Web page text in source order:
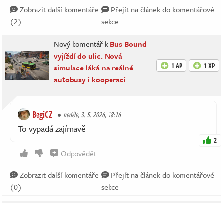
Zobrazit další komentáře
(2)
Přejít na článek do komentářové
sekce
Nový komentář k Bus Bound
vyjíždí do ulic. Nová
simulace láká na reálné
autobusy i kooperaci
1 AP 1 XP
BegiCZ neděle, 3. 5. 2026, 18:16
To vypadá zajímavě
2
Odpovědět
Zobrazit další komentáře
(0)
Přejít na článek do komentářové
sekce